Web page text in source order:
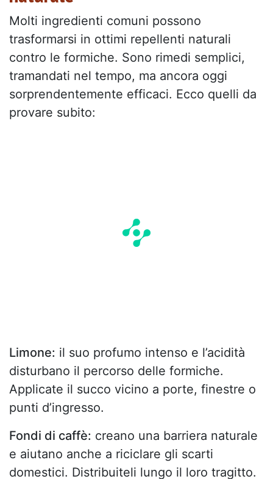
Molti ingredienti comuni possono
trasformarsi in ottimi repellenti naturali
contro le formiche. Sono rimedi semplici,
tramandati nel tempo, ma ancora oggi
sorprendentemente efficaci. Ecco quelli da
provare subito:
Limone: il suo profumo intenso e l’acidità
disturbano il percorso delle formiche.
Applicate il succo vicino a porte, finestre o
punti d’ingresso.
Fondi di caffè: creano una barriera naturale
e aiutano anche a riciclare gli scarti
domestici. Distribuiteli lungo il loro tragitto.